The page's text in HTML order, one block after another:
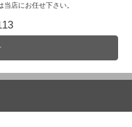
店にお任せ下さい。